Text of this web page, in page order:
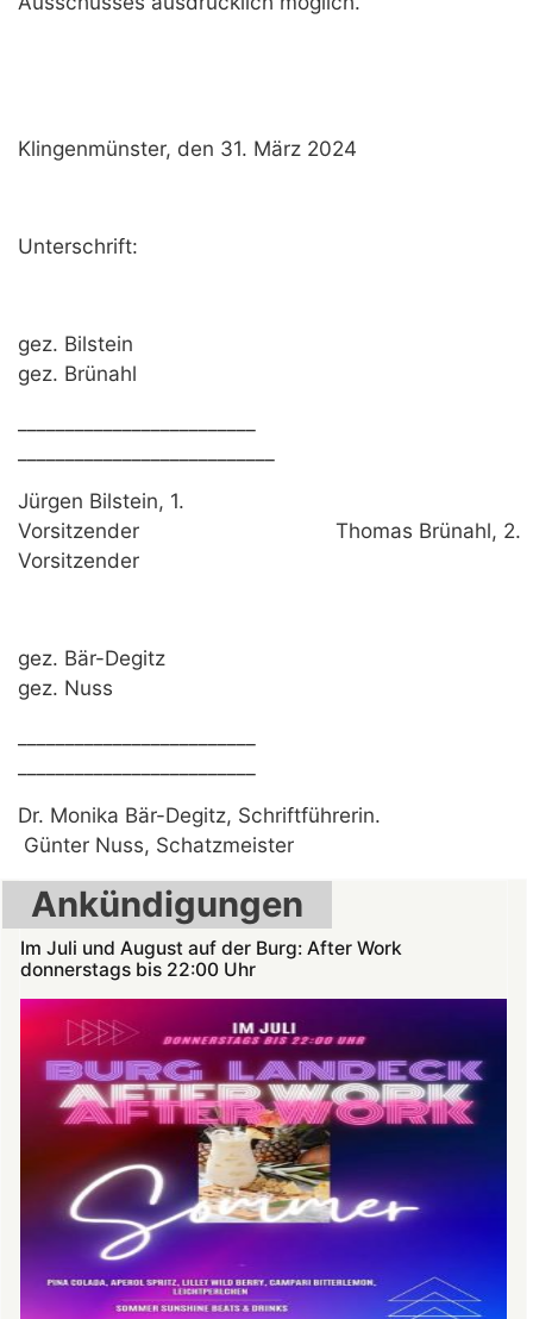
Klingenmünster, den 31. März 2024
Unterschrift:
gez. Bilstein
gez. Brünahl
Jürgen Bilstein, 1.
Vorsitzender Thomas Brünahl, 2.
Vorsitzender
gez. Bär-Degitz
gez. Nuss
Dr. Monika Bär-Degitz, Schriftführerin.
Günter Nuss, Schatzmeister
Ankündigungen
Im Juli und August auf der Burg: After Work
donnerstags bis 22:00 Uhr